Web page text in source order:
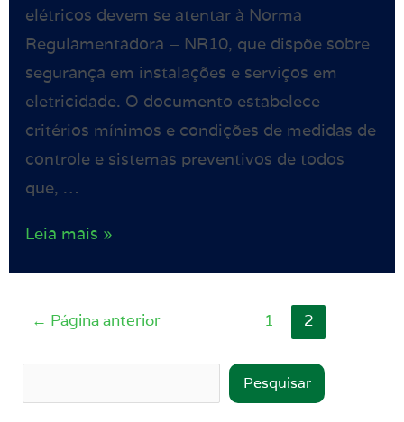
elétricos devem se atentar à Norma
Regulamentadora – NR10, que dispõe sobre
segurança em instalações e serviços em
eletricidade. O documento estabelece
critérios mínimos e condições de medidas de
controle e sistemas preventivos de todos
que, …
Leia mais »
← Página anterior 1 2
Pesquisar